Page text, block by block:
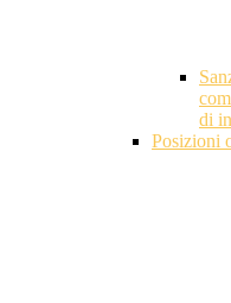
di
Posizioni